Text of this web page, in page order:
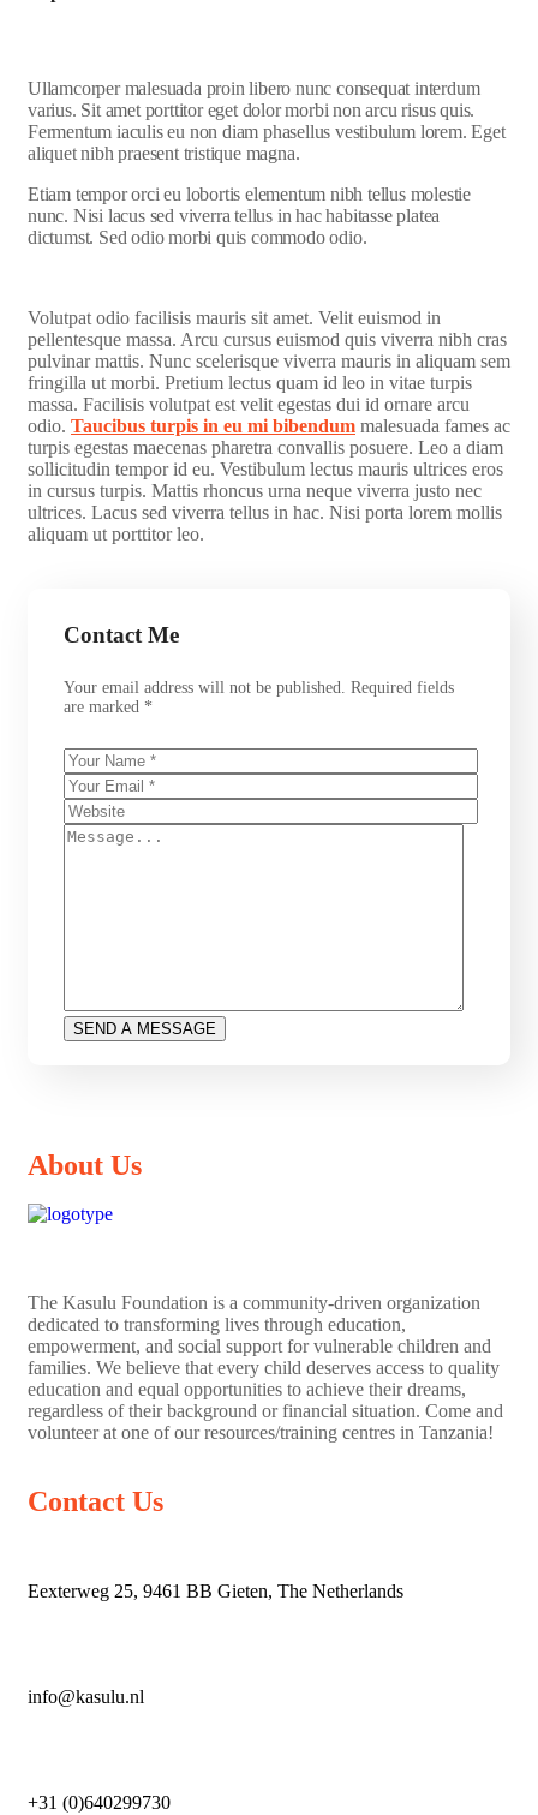
Ullamcorper malesuada proin libero nunc consequat interdum
varius. Sit amet porttitor eget dolor morbi non arcu risus quis.
Fermentum iaculis eu non diam phasellus vestibulum lorem. Eget
aliquet nibh praesent tristique magna.
Etiam tempor orci eu lobortis elementum nibh tellus molestie
nunc. Nisi lacus sed viverra tellus in hac habitasse platea
dictumst. Sed odio morbi quis commodo odio.
Volutpat odio facilisis mauris sit amet. Velit euismod in
pellentesque massa. Arcu cursus euismod quis viverra nibh cras
pulvinar mattis. Nunc scelerisque viverra mauris in aliquam sem
fringilla ut morbi. Pretium lectus quam id leo in vitae turpis
massa. Facilisis volutpat est velit egestas dui id ornare arcu
odio. Taucibus turpis in eu mi bibendum malesuada fames ac
turpis egestas maecenas pharetra convallis posuere. Leo a diam
sollicitudin tempor id eu. Vestibulum lectus mauris ultrices eros
in cursus turpis. Mattis rhoncus urna neque viverra justo nec
ultrices. Lacus sed viverra tellus in hac. Nisi porta lorem mollis
aliquam ut porttitor leo.
Contact Me
Your email address will not be published. Required fields
are marked *
About Us
The Kasulu Foundation is a community-driven organization
dedicated to transforming lives through education,
empowerment, and social support for vulnerable children and
families. We believe that every child deserves access to quality
education and equal opportunities to achieve their dreams,
regardless of their background or financial situation. Come and
volunteer at one of our resources/training centres in Tanzania!
Contact Us
Eexterweg 25, 9461 BB Gieten, The Netherlands
info@kasulu.nl
+31 (0)640299730